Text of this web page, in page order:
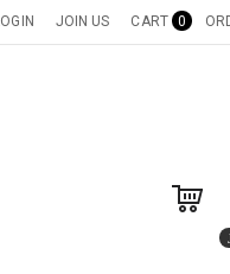
JOIN US CART 0